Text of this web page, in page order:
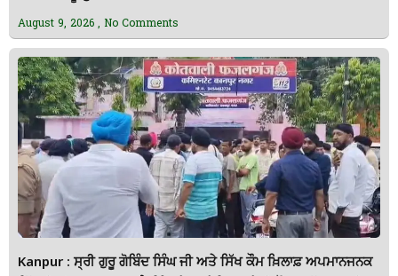
August 9, 2026 No Comments
Kanpur : ਸ੍ਰੀ ਗੁਰੂ ਗੋਬਿੰਦ ਸਿੰਘ ਜੀ ਅਤੇ ਸਿੱਖ ਕੌਮ ਖ਼ਿਲਾਫ਼ ਅਪਮਾਨਜਨਕ